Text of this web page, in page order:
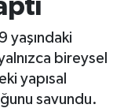
yaşındaki
bireysel
yapısal
savundu.